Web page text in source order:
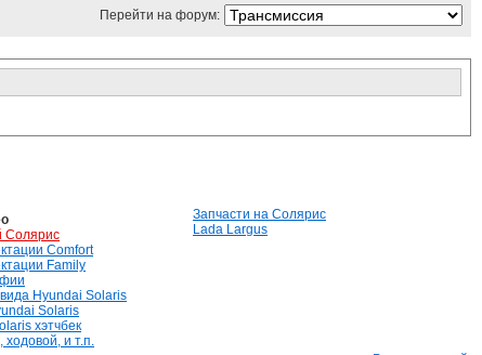
Перейти на форум:
Солярис
Comfort
Family
Hyundai Solaris
Solaris
хэтчбек
ходовой, и т.п.
Запчасти на Солярис
Lada Largus